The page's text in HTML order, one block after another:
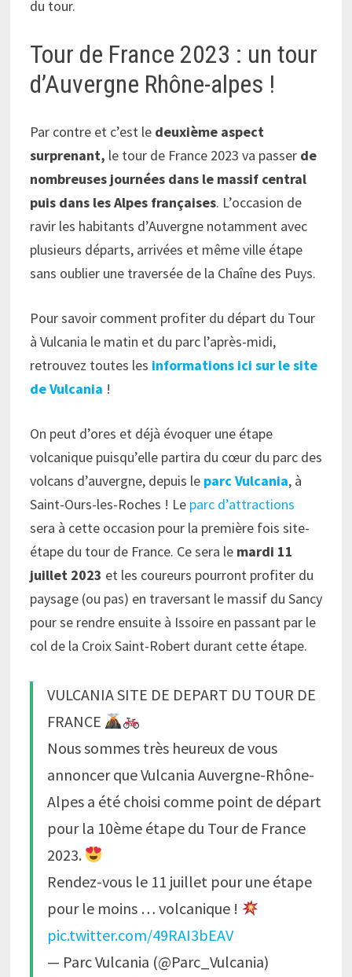
du tour.
Tour de France 2023 : un tour
d’Auvergne Rhône-alpes !
Par contre et c’est le deuxième aspect
surprenant, le tour de France 2023 va passer de
nombreuses journées dans le massif central
puis dans les Alpes françaises. L’occasion de
ravir les habitants d’Auvergne notamment avec
plusieurs départs, arrivées et même ville étape
sans oublier une traversée de la Chaîne des Puys.
Pour savoir comment profiter du départ du Tour
à Vulcania le matin et du parc l’après-midi,
retrouvez toutes les informations ici sur le site
de Vulcania !
On peut d’ores et déjà évoquer une étape
volcanique puisqu’elle partira du cœur du parc des
volcans d’auvergne, depuis le parc Vulcania, à
Saint-Ours-les-Roches ! Le parc d’attractions
sera à cette occasion pour la première fois site-
étape du tour de France. Ce sera le mardi 11
juillet 2023 et les coureurs pourront profiter du
paysage (ou pas) en traversant le massif du Sancy
pour se rendre ensuite à Issoire en passant par le
col de la Croix Saint-Robert durant cette étape.
VULCANIA SITE DE DEPART DU TOUR DE
FRANCE
Nous sommes très heureux de vous
annoncer que Vulcania Auvergne-Rhône-
Alpes a été choisi comme point de départ
pour la 10ème étape du Tour de France
2023.
Rendez-vous le 11 juillet pour une étape
pour le moins … volcanique !
pic.twitter.com/49RAI3bEAV
— Parc Vulcania (@Parc_Vulcania)